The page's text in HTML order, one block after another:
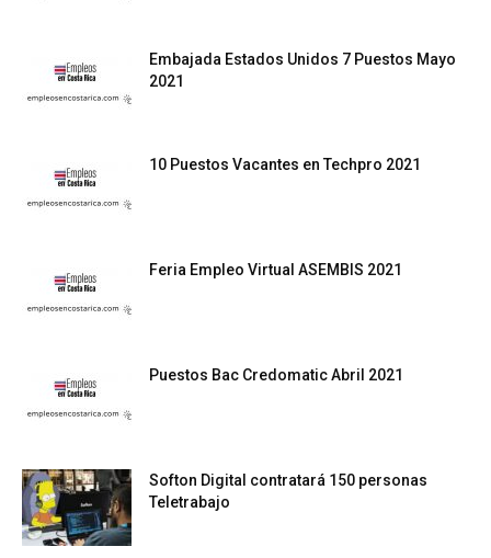
Embajada Estados Unidos 7 Puestos Mayo
2021
10 Puestos Vacantes en Techpro 2021
Feria Empleo Virtual ASEMBIS 2021
Puestos Bac Credomatic Abril 2021
Softon Digital contratará 150 personas
Teletrabajo